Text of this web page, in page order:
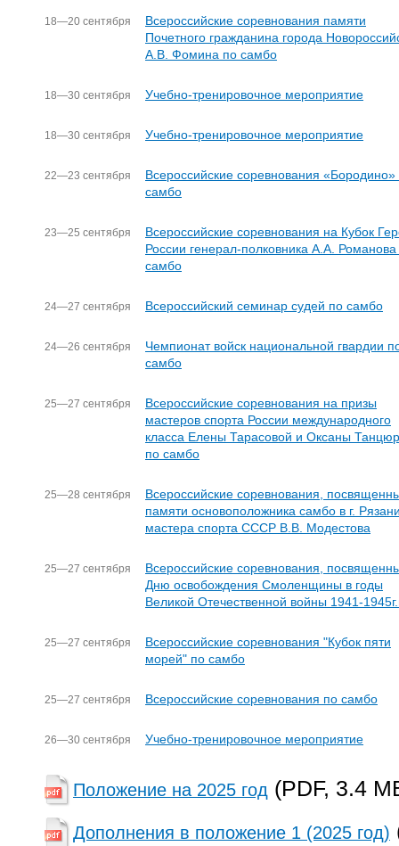
18—20 сентября
Всероссийские соревнования памяти
Почетного гражданина города
А.В. Фомина по самбо
18—30 сентября Учебно-тренировочное мероприятие
18—30 сентября Учебно-тренировочное мероприятие
22—23 сентября
Всероссийские соревнования «Бородино»
самбо
23—25 сентября
Всероссийские соревнования на Кубок
России генерал-полковника А.А.
самбо
24—27 сентября Всероссийский семинар судей по самбо
24—26 сентября
Чемпионат войск национальной гвардии
самбо
25—27 сентября
Всероссийские соревнования на призы
мастеров спорта России международного
класса Елены Тарасовой и Оксаны
по самбо
25—28 сентября
Всероссийские соревнования,
памяти основоположника самбо в г.
мастера спорта СССР В.В. Модестова
25—27 сентября
Всероссийские соревнования,
Дню освобождения Смоленщины в годы
Великой Отечественной войны 1941-
25—27 сентября
Всероссийские соревнования "Кубок пяти
морей" по самбо
25—27 сентября Всероссийские соревнования по самбо
26—30 сентября Учебно-тренировочное мероприятие
Положение на 2025 год (PDF, 3.4
Дополнения в положение 1 (2025 год)